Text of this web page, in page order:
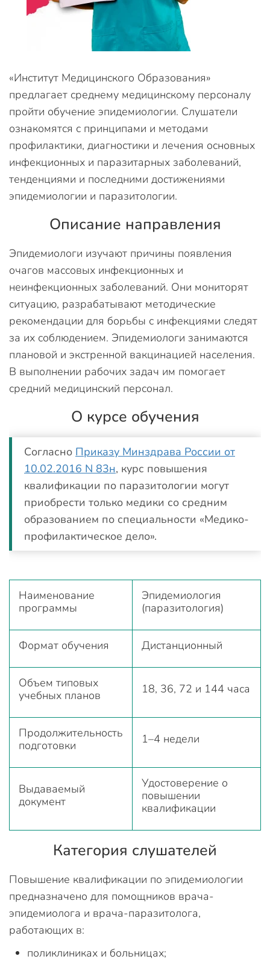
«Институт Медицинского Образования»
предлагает среднему медицинскому персоналу
пройти обучение эпидемиологии. Слушатели
ознакомятся с принципами и методами
профилактики, диагностики и лечения основных
инфекционных и паразитарных заболеваний,
тенденциями и последними достижениями
эпидемиологии и паразитологии.
Описание направления
Эпидемиологи изучают причины появления
очагов массовых инфекционных и
неинфекционных заболеваний. Они мониторят
ситуацию, разрабатывают методические
рекомендации для борьбы с инфекциями следят
за их соблюдением. Эпидемиологи занимаются
плановой и экстренной вакцинацией населения.
В выполнении рабочих задач им помогает
средний медицинский персонал.
О курсе обучения
Согласно Приказу Минздрава России от
10.02.2016 N 83н, курс повышения
квалификации по паразитологии могут
приобрести только медики со средним
образованием по специальности «Медико-
профилактическое дело».
Наименование
программы
Эпидемиология
(паразитология)
Формат обучения Дистанционный
Объем типовых
учебных планов
18, 36, 72 и 144 часа
Продолжительность
подготовки
1–4 недели
Выдаваемый
документ
Удостоверение о
повышении
квалификации
Категория слушателей
Повышение квалификации по эпидемиологии
предназначено для помощников врача-
эпидемиолога и врача-паразитолога,
работающих в:
поликлиниках и больницах;